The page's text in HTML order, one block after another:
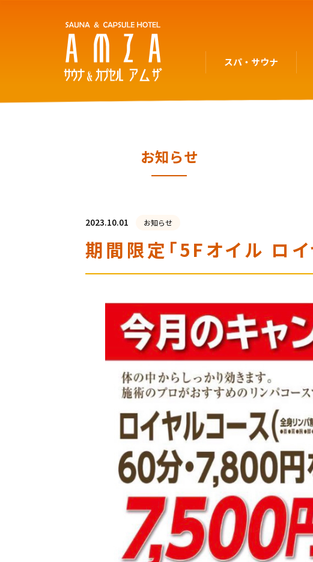
スパ・サウナ
お知らせ
2023.10.01 お知らせ
期間限定「5Fオイル ロ